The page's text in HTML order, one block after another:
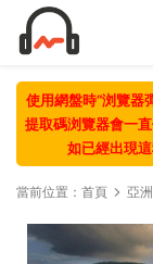
使用網盤時“浏覽器
提取碼浏覽器會一
如已經出現
當前位置： 首頁 亞